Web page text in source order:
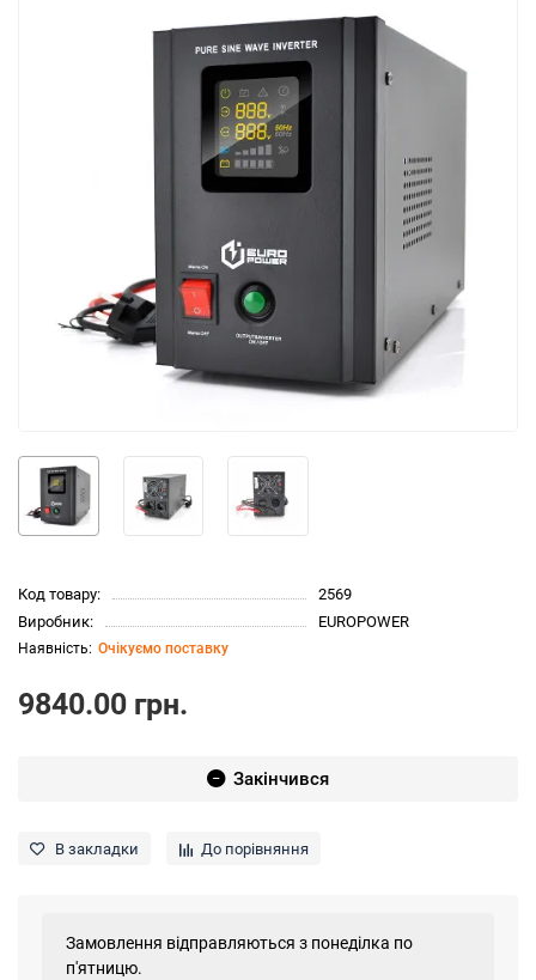
Код товару:
2569
Виробник:
EUROPOWER
Очікуємо поставку
9840.00 грн.
Закінчився
В закладки До порівняння
Замовлення відправляються з понеділка по
п'ятницю.